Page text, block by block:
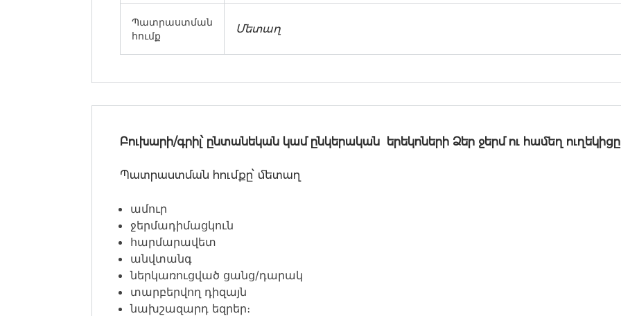
Պատրաստման
հումք
Մետաղ
Բուխարի/գրիլ՝ ընտանեկան կամ ընկերական երեկոների Ձեր ջերմ ու համեղ
Պատրաստման հումքը՝ մետաղ
ամուր
ջերմադիմացկուն
հարմարավետ
անվտանգ
ներկառուցված ցանց/դարակ
տարբերվող դիզայն
նախշազարդ եզրեր։